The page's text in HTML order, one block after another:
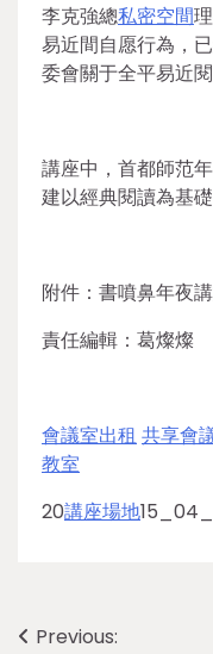
李克強總私密空間
易近間自愿行為，
委會關于全平易近
講座中，首都師范
建以經典閱讀為基
附件：書噴鼻年夜
責任編輯：葛燦燦
會議室出租共享會
教室
20講座場地
Post
Previous: